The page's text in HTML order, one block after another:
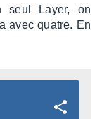
seul Layer, on
avec quatre. En